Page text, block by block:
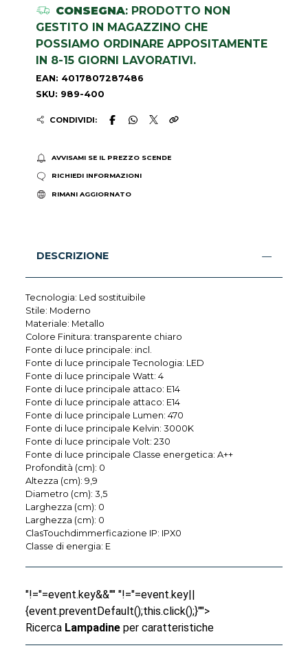
CONSEGNA: PRODOTTO NON
GESTITO IN MAGAZZINO CHE
POSSIAMO ORDINARE APPOSITAMENTE
IN 8-15 GIORNI LAVORATIVI.
EAN: 4017807287486
SKU: 989-400
CONDIVIDI:
AVVISAMI SE IL PREZZO SCENDE
RICHIEDI INFORMAZIONI
RIMANI AGGIORNATO
DESCRIZIONE
Tecnologia: Led sostituibile
Stile: Moderno
Materiale: Metallo
Colore Finitura: transparente chiaro
Fonte di luce principale: incl.
Fonte di luce principale Tecnologia: LED
Fonte di luce principale Watt: 4
Fonte di luce principale attaco: E14
Fonte di luce principale attaco: E14
Fonte di luce principale Lumen: 470
Fonte di luce principale Kelvin: 3000K
Fonte di luce principale Volt: 230
Fonte di luce principale Classe energetica: A++
Profondità (cm): 0
Altezza (cm): 9,9
Diametro (cm): 3,5
Larghezza (cm): 0
Larghezza (cm): 0
ClasTouchdimmerficazione IP: IPX0
Classe di energia: E
"!="=event.key&&"" "!="=event.key||
{event.preventDefault();this.click();}"">
Ricerca Lampadineper caratteristiche